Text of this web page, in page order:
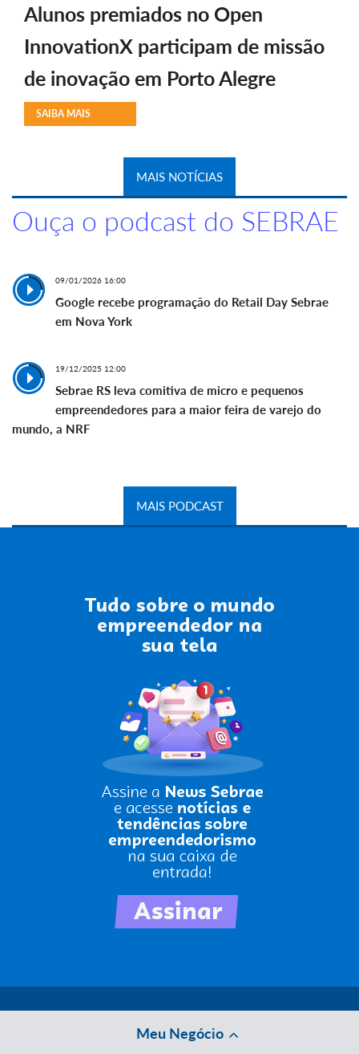
Alunos premiados no Open
InnovationX participam de missão
de inovação em Porto Alegre
SAIBA MAIS
MAIS NOTÍCIAS
Ouça o podcast do SEBRAE
09/01/2026 16:00
Google recebe programação do Retail Day Sebrae
em Nova York
19/12/2025 12:00
Sebrae RS leva comitiva de micro e pequenos
empreendedores para a maior feira de varejo do
mundo, a NRF
MAIS PODCAST
Meu Negócio